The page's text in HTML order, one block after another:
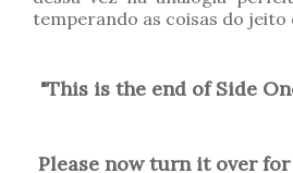
temperando as coisas do jeito
"This is the end of Side
Please now turn it over